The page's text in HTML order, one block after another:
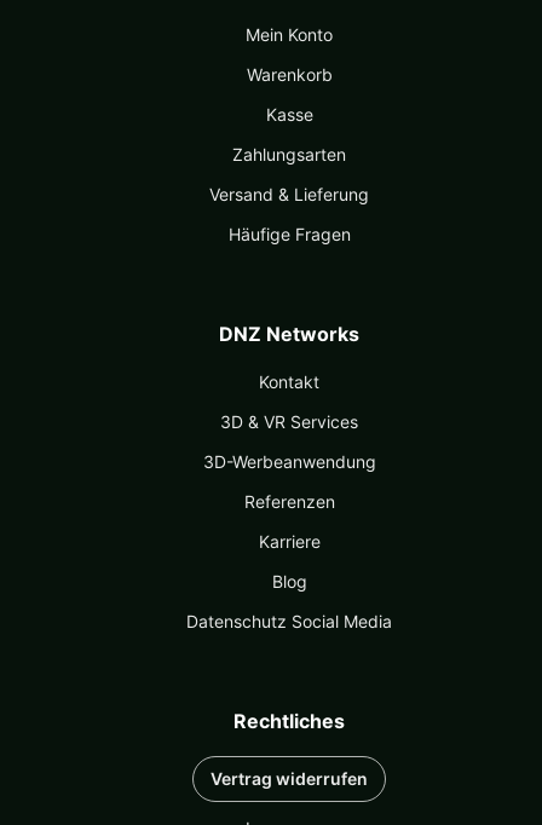
Mein Konto
Warenkorb
Kasse
Zahlungsarten
Versand & Lieferung
Häufige Fragen
DNZ Networks
Kontakt
3D & VR Services
3D-Werbeanwendung
Referenzen
Karriere
Blog
Datenschutz Social Media
Rechtliches
Vertrag widerrufen